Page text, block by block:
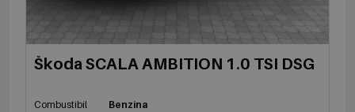
Škoda SCALA AMBITION 1.0 TSI DSG
Combustibil
Benzina